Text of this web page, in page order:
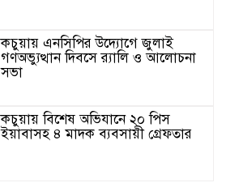
কচুয়ায় এনসিপির উদ্যোগে জুলাই
গণঅভ্যুত্থান দিবসে র‌্যালি ও আলোচনা
সভা
কচুয়ায় বিশেষ অভিযানে ২০ পিস
ইয়াবাসহ ৪ মাদক ব্যবসায়ী গ্রেফতার